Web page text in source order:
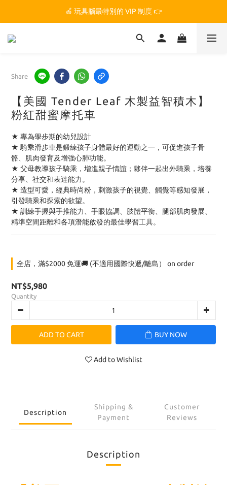
🏆 玩具腦是全台第一個獲得 STEM.org 教育平台
🍎 玩具腦最特別的 VIP 制度 👉
🏆 玩具腦是全台第一個獲得 STEM.org 教育平台
Share
【美國 Tender Leaf 木製益智積木】
粉紅甜蜜摩托車
★ 專為學步期的幼兒設計
★ 騎乘滑步車是鍛練孩子身體最好的運動之一，可促進孩子骨
骼、肌肉發育及增強心肺功能。
★ 父母教導孩子騎乘，增進親子情誼；夥伴一起出外騎乘，培養
分享、社交和表達能力。
★ 造型可愛，經典時尚粉，刺激孩子的視覺、觸覺等感知發展，
引發騎乘和探索的欲望。
★ 訓練手握與手推能力、手眼協調、肢體平衡、腿部肌肉發展、
精準空間距離和各項潛能啟發的最佳學習工具。
全店，滿$2000 免運🚚 (不適用國際快遞/離島） on order
NT$5,980
Quantity
ADD TO CART BUY NOW
Add to Wishlist
Description
Shipping &
Payment
Customer
Reviews
Description